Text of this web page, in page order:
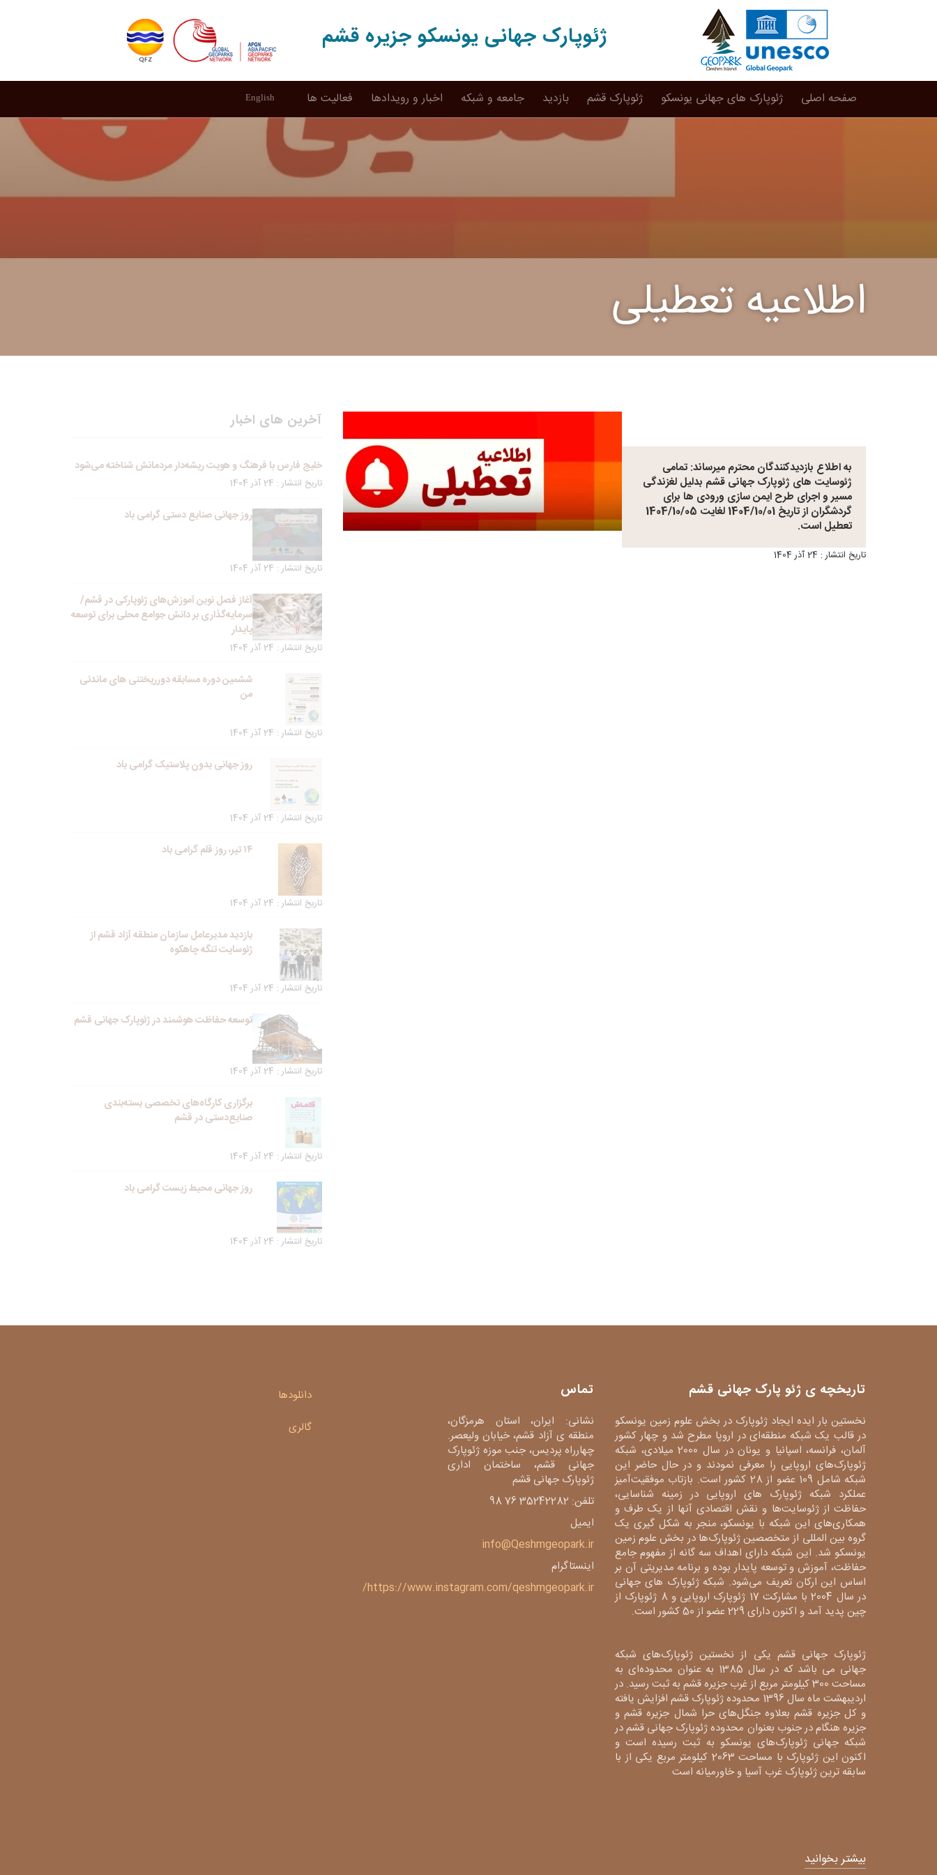
ژئوپارک جهانی یونسکو جزیره قشم
صفحه اصلی ژئوپارک های جهانی یونسکو ژئوپارک قشم بازدید جامعه و شبکه اخبار و رویدادها فعالیت ها English
اطلاعیه تعطیلی
به اطلاع بازدیدکنندگان محترم میرساند: تمامی
ژئوسایت های ژئوپارک جهانی قشم بدلیل لغزندگی
مسیر و اجرای طرح ایمن سازی ورودی ها برای
گردشگران از تاریخ 1404/10/01 لغایت 1404/10/05
تعطیل است.
تاریخ انتشار : 24 آذر 1404
آخرین های اخبار
خلیج فارس با فرهنگ و هویت ریشه‌دار مردمانش شناخته می‌شود
تاریخ انتشار : 24 آذر 1404
روز جهانی صنایع دستی گرامی باد
تاریخ انتشار : 24 آذر 1404
آغاز فصل نوین آموزش‌های ژئوپارکی در قشم/
سرمایه‌گذاری بر دانش جوامع محلی برای توسعه
پایدار
تاریخ انتشار : 24 آذر 1404
ششمین دوره مسابقه دورریختنی های ماندنی
من
تاریخ انتشار : 24 آذر 1404
روز جهانی بدون پلاستیک گرامی باد
تاریخ انتشار : 24 آذر 1404
۱۴ تیر، روز قلم گرامی باد
تاریخ انتشار : 24 آذر 1404
بازدید مدیرعامل سازمان منطقه آزاد قشم از
ژئوسایت تنگه چاهکوه
تاریخ انتشار : 24 آذر 1404
توسعه حفاظت هوشمند در ژئوپارک جهانی قشم
تاریخ انتشار : 24 آذر 1404
برگزاری کارگاه‌های تخصصی بسته‌بندی
صنایع‌دستی در قشم
تاریخ انتشار : 24 آذر 1404
روز جهانی محیط زیست گرامی باد
تاریخ انتشار : 24 آذر 1404
تاریخچه ی ژئو پارک جهانی قشم
نخستین بار ایده ایجاد ژئوپارک در بخش علوم زمین یونسکو
در قالب یک شبکه منطقه‌ای در اروپا مطرح شد و چهار کشور
آلمان، فرانسه، اسپانیا و یونان در سال 2000 میلادی، شبکه
ژئوپارک‌های اروپایی را معرفی نمودند و در حال حاضر این
شبکه شامل 109 عضو از 28 کشور است. بازتاب موفقیت‌آمیز
عملکرد شبکه ژئوپارک های اروپایی در زمینه شناسایی،
حفاظت از ژئوسایت‌ها و نقش اقتصادی آنها از یک طرف و
همکاری‌های این شبکه با یونسکو، منجر به شکل گیری یک
گروه بین المللی از متخصصین ژئوپارک‌ها در بخش علوم زمین
یونسکو شد. این شبکه دارای اهداف سه گانه از مفهوم جامع
حفاظت، آموزش و توسعه پایدار بوده و برنامه مدیریتی آن بر
اساس این ارکان تعریف می‌شود. شبکه ژئوپارک های جهانی
در سال 2004 با مشارکت 17 ژئوپارک اروپایی و 8 ژئوپارک از
چین پدید آمد و اکنون دارای 229 عضو از 50 کشور است.
ژئوپارک جهانی قشم یکی از نخستین ژئوپارک‌های شبکه
جهانی می باشد که در سال 1385 به عنوان محدوده‌ای به
مساحت 300 کیلومتر مربع از غرب جزیره قشم به ثبت رسید. در
اردیبهشت ماه سال 1396 محدوده ژئوپارک قشم افزایش یافته
و کل جزیره قشم بعلاوه جنگل‌های حرا شمال جزیره قشم و
جزیره هنگام در جنوب بعنوان محدوده ژئوپارک جهانی قشم در
شبکه جهانی ژئوپارک‌های یونسکو به ثبت رسیده است و
اکنون این ژئوپارک با مساحت 2063 کیلومتر مربع یکی از با
سابقه ترین ژئوپارک غرب آسیا و خاورمیانه است
بیشتر بخوانید
تماس
نشانی: ایران، استان هرمزگان،
منطقه ی آزاد قشم، خیابان ولیعصر.
چهارراه پردیس، جنب موزه ژئوپارک
جهانی قشم، ساختمان اداری
ژئوپارک جهانی قشم
تلفن: 35242282 76 98
ایمیل
info@Qeshmgeopark.ir
اینستاگرام
https://www.instagram.com/qeshmgeopark.ir/
دانلودها
گالری